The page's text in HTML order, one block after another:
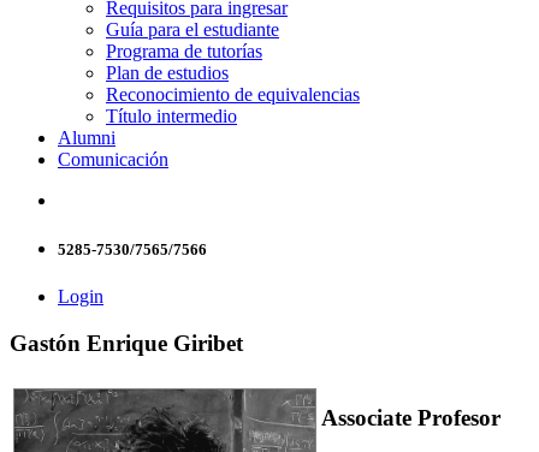
Requisitos para ingresar
Guía para el estudiante
Programa de tutorías
Plan de estudios
Reconocimiento de equivalencias
Título intermedio
Alumni
Comunicación
5285-7530/7565/7566
Login
Gastón Enrique Giribet
Associate Profesor